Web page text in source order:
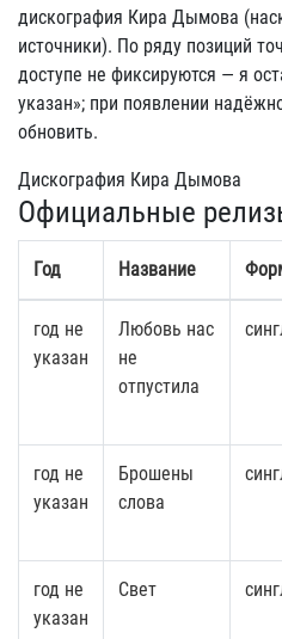
дискография Кира Дымова
источники). По ряду позиций
доступе не фиксируются — я
указан»; при появлении
обновить.
Дискография Кира Дымова
Официальные
Год Название
год не
указан
Любовь нас
не
отпустила
год не
указан
Брошены
слова
год не
указан
Свет